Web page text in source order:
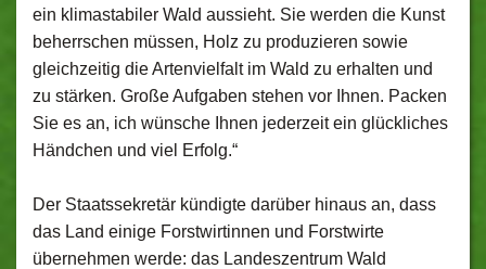
ein klimastabiler Wald aussieht. Sie werden die Kunst
beherrschen müssen, Holz zu produzieren sowie
gleichzeitig die Artenvielfalt im Wald zu erhalten und
zu stärken. Große Aufgaben stehen vor Ihnen. Packen
Sie es an, ich wünsche Ihnen jederzeit ein glückliches
Händchen und viel Erfolg.“
Der Staatssekretär kündigte darüber hinaus an, dass
das Land einige Forstwirtinnen und Forstwirte
übernehmen werde: das Landeszentrum Wald